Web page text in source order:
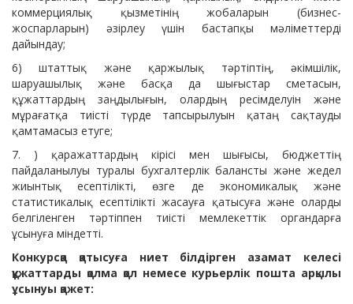
коммерциялық қызметінің жобаларын (бизнес-
жоспарларын) әзірлеу үшін бастапқы мәліметтерді
дайындау;
6) штаттық және қаржылық тәртіптің, әкімшілік,
шаруашылық және басқа да шығыстар сметасын,
құжаттардың заңдылығын, олардың ресімделуін және
мұрағатқа тиісті түрде тапсырылуын қатаң сақтауды
қамтамасыз етуге;
7. ) қаражаттардың кiрiсi мен шығысы, бюджеттiң
пайдаланылуы туралы бухгалтерлiк балансты және жедел
жиынтық есептiлiктi, өзге де экономикалық және
статистикалық есептiлiктi жасауға қатысуға және оларды
белгiленген тәртiппен тиiстi мемлекеттiк органдарға
ұсынуға мiндеттi.
Конкурсқа қатысуға ниет білдірген азамат келесі
құжаттарды қолма қол немесе курьерлік пошта арқылы
ұсынуы қажет: